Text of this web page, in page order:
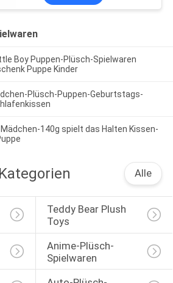
Boy Puppen-Plüsch-Spielwaren
Puppe Kinder
Plüsch-Puppen-Geburtstags-
140g spielt das Halten Kissen-
Alle
Teddy Bear Plush
Toys
Anime-Plüsch-
Spielwaren